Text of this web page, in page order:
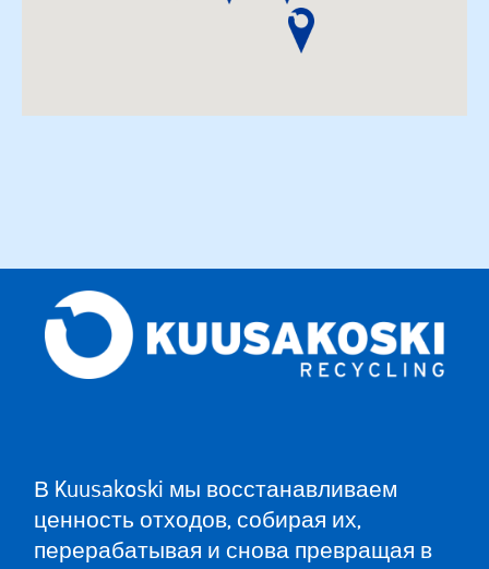
В Kuusakoski мы восстанавливаем
ценность отходов, собирая их,
перерабатывая и снова превращая в